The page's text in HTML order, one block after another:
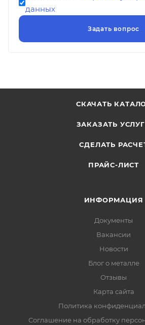
данных
СКАЧАТЬ
ЗАКАЗАТЬ
СДЕЛАТЬ
ПРАЙС-ЛИСТ
ИНФОРМАЦИЯ
Документы
Вакансии
Новости
Блог о металле
Отзывы
Карта сайта
Политика
Соглашение на обработку